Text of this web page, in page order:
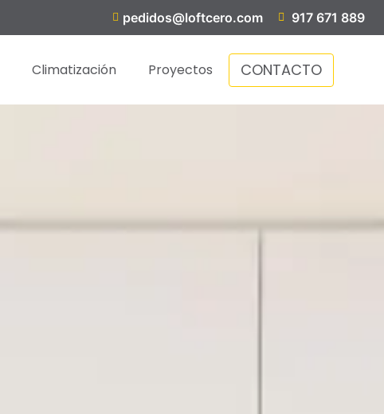
pedidos@loftcero.com 917 671 889
Climatización Proyectos CONTACTO